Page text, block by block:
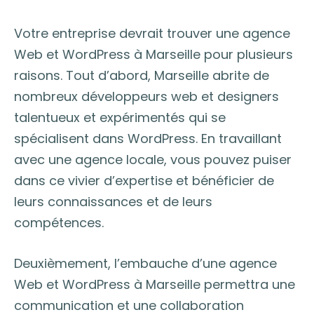
Votre entreprise devrait trouver une agence
Web et WordPress à Marseille pour plusieurs
raisons. Tout d’abord, Marseille abrite de
nombreux développeurs web et designers
talentueux et expérimentés qui se
spécialisent dans WordPress. En travaillant
avec une agence locale, vous pouvez puiser
dans ce vivier d’expertise et bénéficier de
leurs connaissances et de leurs
compétences.
Deuxièmement, l’embauche d’une agence
Web et WordPress à Marseille permettra une
communication et une collaboration